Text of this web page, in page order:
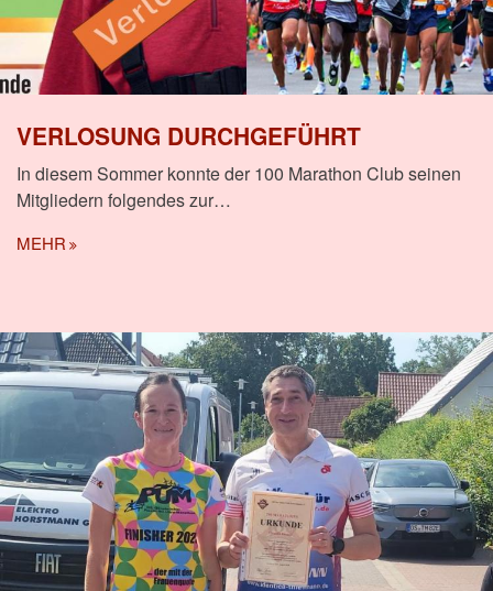
VERLOSUNG DURCHGEFÜHRT
In diesem Sommer konnte der 100 Marathon Club seinen
Mitgliedern folgendes zur…
MEHR